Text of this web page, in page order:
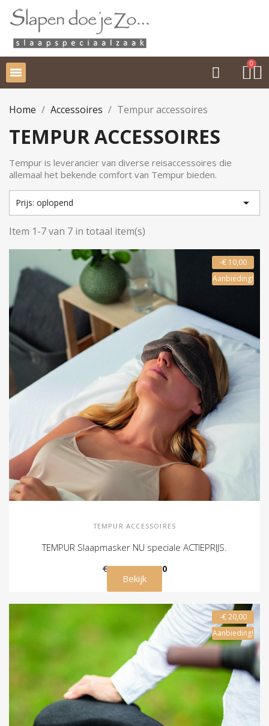
Home Accessoires Tempur accessoires
TEMPUR ACCESSOIRES
Tempur is leverancier van diverse reisaccessoires die
allemaal het bekende comfort van Tempur bieden.
Prijs: oplopend 
Item 1-7 van 7 in totaal item(s)
-€ 10,00
Aanbieding!
TEMPUR ACCESSOIRES
TEMPUR Slaapmasker NU speciale ACTIEPRIJS.
€ 39,00 € 29,00
Bekijk
-€ 20,00
Aanbieding!